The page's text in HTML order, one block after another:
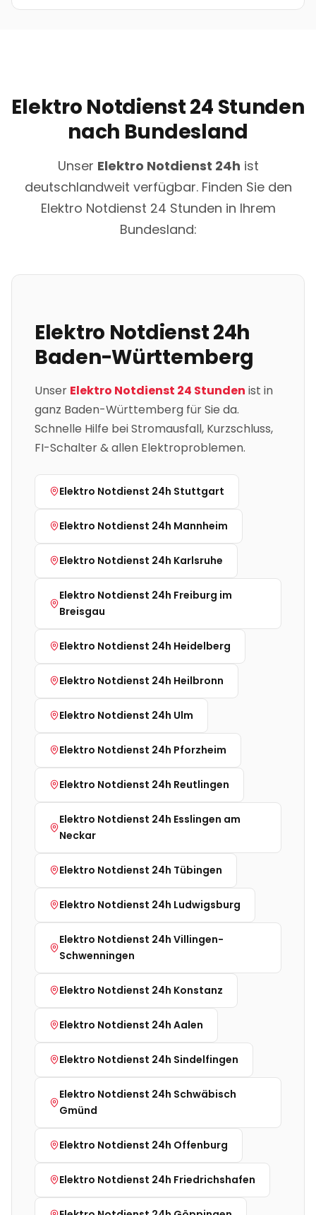
Elektro Notdienst 24 Stunden
nach Bundesland
Unser Elektro Notdienst 24h ist
deutschlandweit verfügbar. Finden Sie den
Elektro Notdienst 24 Stunden in Ihrem
Bundesland:
Elektro Notdienst 24h
Baden-Württemberg
Unser Elektro Notdienst 24 Stunden ist in
ganz Baden-Württemberg für Sie da.
Schnelle Hilfe bei Stromausfall, Kurzschluss,
FI-Schalter & allen Elektroproblemen.
Elektro Notdienst 24h Stuttgart
Elektro Notdienst 24h Mannheim
Elektro Notdienst 24h Karlsruhe
Elektro Notdienst 24h Freiburg im
Breisgau
Elektro Notdienst 24h Heidelberg
Elektro Notdienst 24h Heilbronn
Elektro Notdienst 24h Ulm
Elektro Notdienst 24h Pforzheim
Elektro Notdienst 24h Reutlingen
Elektro Notdienst 24h Esslingen am
Neckar
Elektro Notdienst 24h Tübingen
Elektro Notdienst 24h Ludwigsburg
Elektro Notdienst 24h Villingen-
Schwenningen
Elektro Notdienst 24h Konstanz
Elektro Notdienst 24h Aalen
Elektro Notdienst 24h Sindelfingen
Elektro Notdienst 24h Schwäbisch
Gmünd
Elektro Notdienst 24h Offenburg
Elektro Notdienst 24h Friedrichshafen